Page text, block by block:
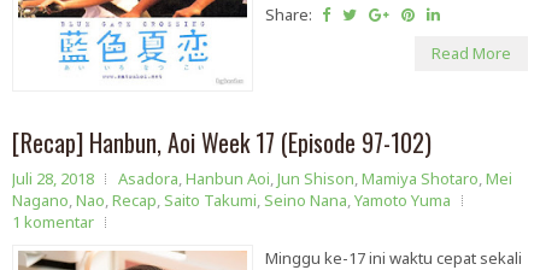
Share:
Read More
[Recap] Hanbun, Aoi Week 17 (Episode 97-102)
Juli 28, 2018 Asadora,Hanbun Aoi,Jun Shison,Mamiya Shotaro,Mei
Nagano,Nao,Recap, Saito Takumi, Seino Nana,Yamoto Yuma
1 komentar
Minggu ke-17 ini waktu cepat sekali